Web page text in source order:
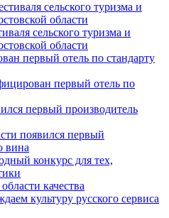
сельского туризма и
области
первый отель по
появился первый
вина
конкурс для тех,
качества
культуру русского сервиса